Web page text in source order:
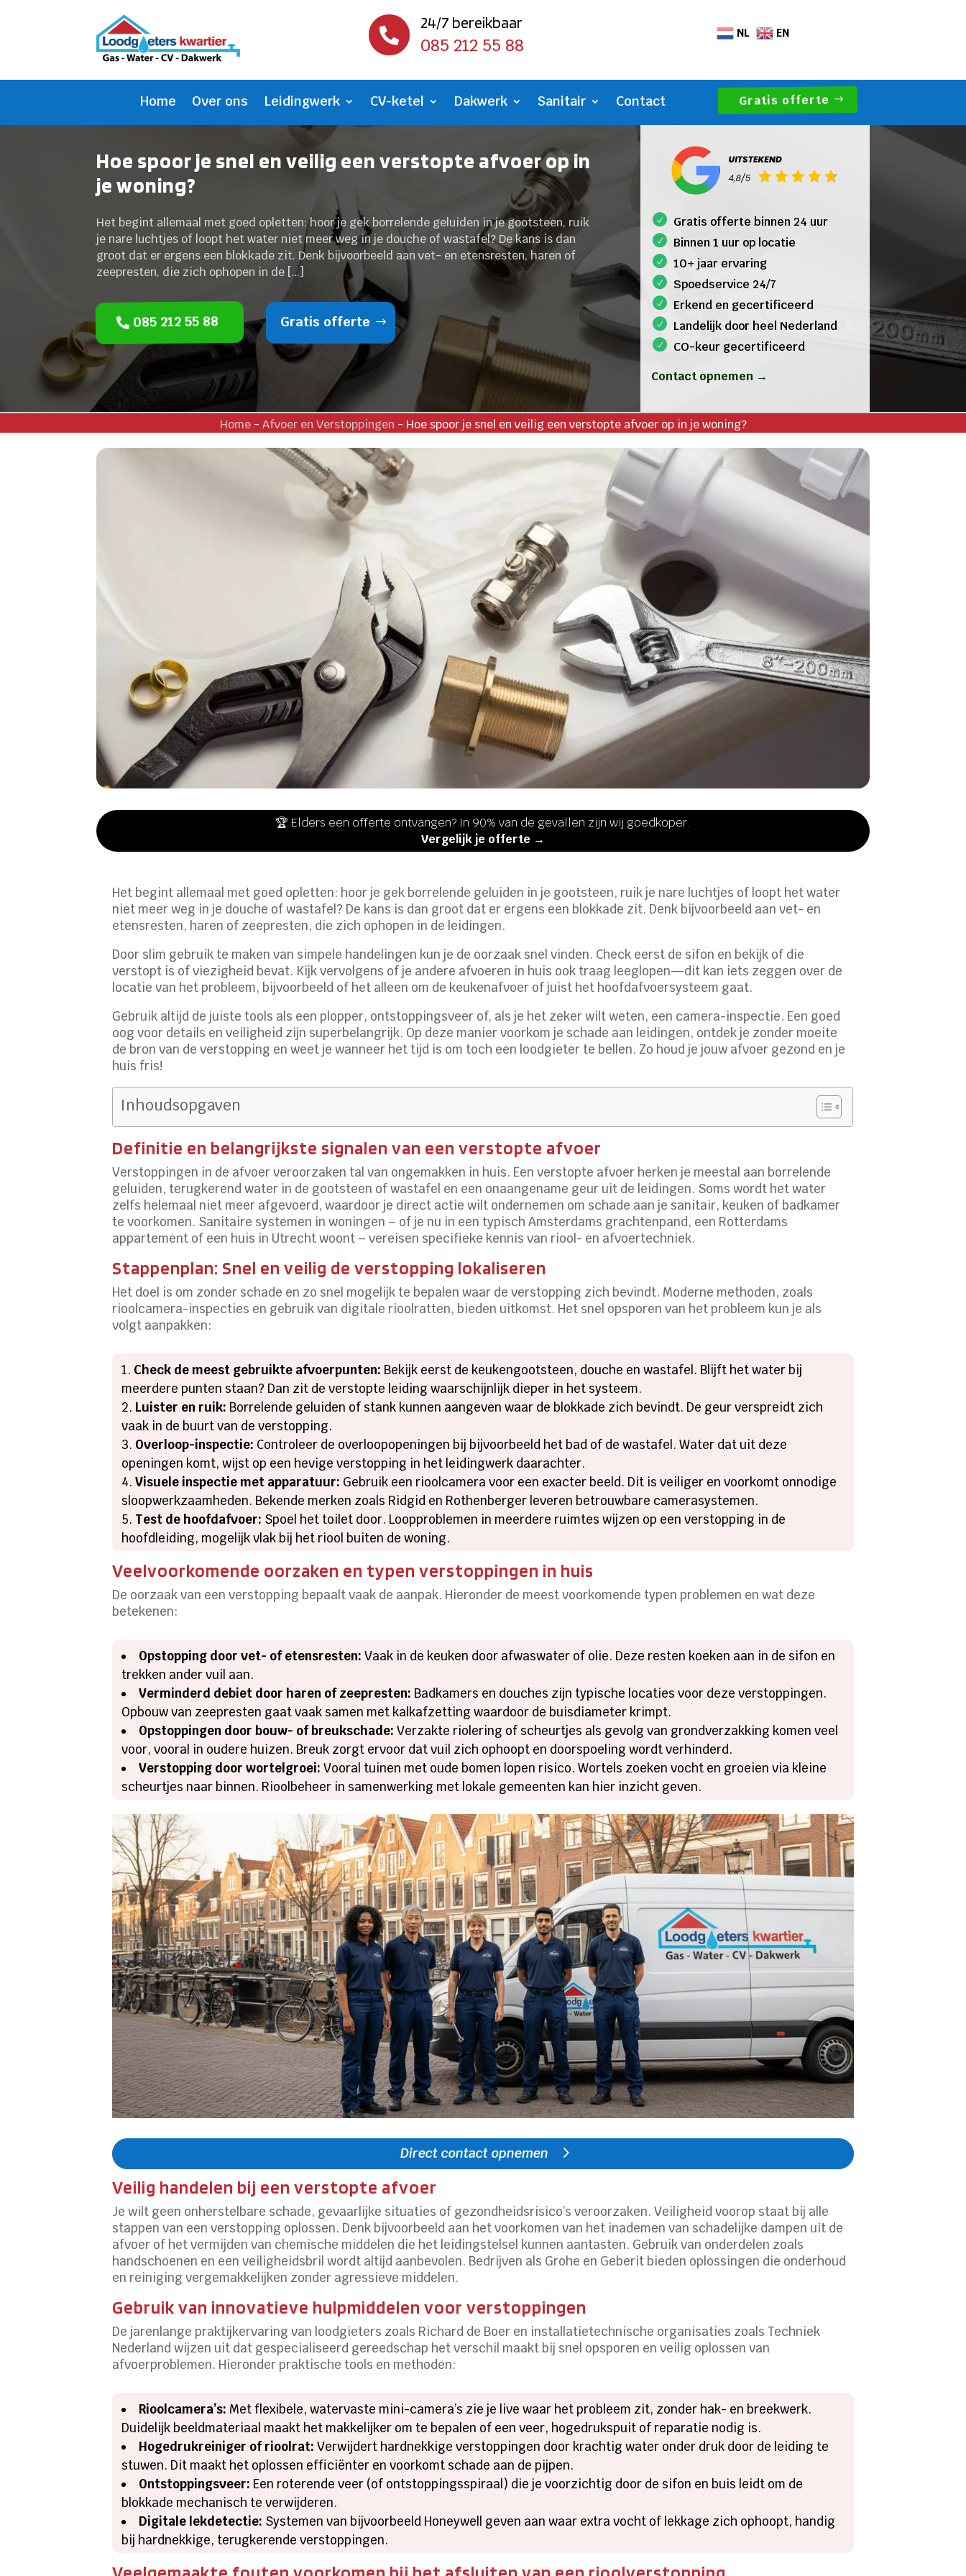

24/7 bereikbaar
085 212 55 88
NL EN
Home Over ons Leidingwerk CV-ketel Dakwerk Sanitair Contact Gratis offerte
Hoe spoor je snel en veilig een verstopte afvoer op in
je woning?
Het begint allemaal met goed opletten: hoor je gek borrelende geluiden in je gootsteen, ruik
je nare luchtjes of loopt het water niet meer weg in je douche of wastafel? De kans is dan
groot dat er ergens een blokkade zit. Denk bijvoorbeeld aan vet- en etensresten, haren of
zeepresten, die zich ophopen in de […]
085 212 55 88 Gratis offerte
Gratis offerte binnen 24 uur
Binnen 1 uur op locatie
10+ jaar ervaring
Spoedservice 24/7
Erkend en gecertificeerd
Landelijk door heel Nederland
CO-keur gecertificeerd
Contact opnemen →
Home- Afvoer en Verstoppingen - Hoe spoor je snel en veilig een verstopte afvoer op in je woning?
🏆 Elders een offerte ontvangen? In 90% van de gevallen zijn wij goedkoper.
Vergelijk je offerte →
Het begint allemaal met goed opletten: hoor je gek borrelende geluiden in je gootsteen, ruik je nare luchtjes of loopt het water
niet meer weg in je douche of wastafel? De kans is dan groot dat er ergens een blokkade zit. Denk bijvoorbeeld aan vet- en
etensresten, haren of zeepresten, die zich ophopen in de leidingen.
Door slim gebruik te maken van simpele handelingen kun je de oorzaak snel vinden. Check eerst de sifon en bekijk of die
verstopt is of viezigheid bevat. Kijk vervolgens of je andere afvoeren in huis ook traag leeglopen—dit kan iets zeggen over de
locatie van het probleem, bijvoorbeeld of het alleen om de keukenafvoer of juist het hoofdafvoersysteem gaat.
Gebruik altijd de juiste tools als een plopper, ontstoppingsveer of, als je het zeker wilt weten, een camera-inspectie. Een goed
oog voor details en veiligheid zijn superbelangrijk. Op deze manier voorkom je schade aan leidingen, ontdek je zonder moeite
de bron van de verstopping en weet je wanneer het tijd is om toch een loodgieter te bellen. Zo houd je jouw afvoer gezond en je
huis fris!
Inhoudsopgaven
Definitie en belangrijkste signalen van een verstopte afvoer
Verstoppingen in de afvoer veroorzaken tal van ongemakken in huis. Een verstopte afvoer herken je meestal aan borrelende
geluiden, terugkerend water in de gootsteen of wastafel en een onaangename geur uit de leidingen. Soms wordt het water
zelfs helemaal niet meer afgevoerd, waardoor je direct actie wilt ondernemen om schade aan je sanitair, keuken of badkamer
te voorkomen. Sanitaire systemen in woningen – of je nu in een typisch Amsterdams grachtenpand, een Rotterdams
appartement of een huis in Utrecht woont – vereisen specifieke kennis van riool- en afvoertechniek.
Stappenplan: Snel en veilig de verstopping lokaliseren
Het doel is om zonder schade en zo snel mogelijk te bepalen waar de verstopping zich bevindt. Moderne methoden, zoals
rioolcamera-inspecties en gebruik van digitale rioolratten, bieden uitkomst. Het snel opsporen van het probleem kun je als
volgt aanpakken:
Check de meest gebruikte afvoerpunten: Bekijk eerst de keukengootsteen, douche en wastafel. Blijft het water bij
meerdere punten staan? Dan zit de verstopte leiding waarschijnlijk dieper in het systeem.
Luister en ruik: Borrelende geluiden of stank kunnen aangeven waar de blokkade zich bevindt. De geur verspreidt zich
vaak in de buurt van de verstopping.
Overloop-inspectie: Controleer de overloopopeningen bij bijvoorbeeld het bad of de wastafel. Water dat uit deze
openingen komt, wijst op een hevige verstopping in het leidingwerk daarachter.
Visuele inspectie met apparatuur: Gebruik een rioolcamera voor een exacter beeld. Dit is veiliger en voorkomt onnodige
sloopwerkzaamheden. Bekende merken zoals Ridgid en Rothenberger leveren betrouwbare camerasystemen.
Test de hoofdafvoer: Spoel het toilet door. Loopproblemen in meerdere ruimtes wijzen op een verstopping in de
hoofdleiding, mogelijk vlak bij het riool buiten de woning.
Veelvoorkomende oorzaken en typen verstoppingen in huis
De oorzaak van een verstopping bepaalt vaak de aanpak. Hieronder de meest voorkomende typen problemen en wat deze
betekenen:
Opstopping door vet- of etensresten: Vaak in de keuken door afwaswater of olie. Deze resten koeken aan in de sifon en
trekken ander vuil aan.
Verminderd debiet door haren of zeepresten: Badkamers en douches zijn typische locaties voor deze verstoppingen.
Opbouw van zeepresten gaat vaak samen met kalkafzetting waardoor de buisdiameter krimpt.
Opstoppingen door bouw- of breukschade: Verzakte riolering of scheurtjes als gevolg van grondverzakking komen veel
voor, vooral in oudere huizen. Breuk zorgt ervoor dat vuil zich ophoopt en doorspoeling wordt verhinderd.
Verstopping door wortelgroei: Vooral tuinen met oude bomen lopen risico. Wortels zoeken vocht en groeien via kleine
scheurtjes naar binnen. Rioolbeheer in samenwerking met lokale gemeenten kan hier inzicht geven.
Direct contact opnemen
Veilig handelen bij een verstopte afvoer
Je wilt geen onherstelbare schade, gevaarlijke situaties of gezondheidsrisico’s veroorzaken. Veiligheid voorop staat bij alle
stappen van een verstopping oplossen. Denk bijvoorbeeld aan het voorkomen van het inademen van schadelijke dampen uit de
afvoer of het vermijden van chemische middelen die het leidingstelsel kunnen aantasten. Gebruik van onderdelen zoals
handschoenen en een veiligheidsbril wordt altijd aanbevolen. Bedrijven als Grohe en Geberit bieden oplossingen die onderhoud
en reiniging vergemakkelijken zonder agressieve middelen.
Gebruik van innovatieve hulpmiddelen voor verstoppingen
De jarenlange praktijkervaring van loodgieters zoals Richard de Boer en installatietechnische organisaties zoals Techniek
Nederland wijzen uit dat gespecialiseerd gereedschap het verschil maakt bij snel opsporen en veilig oplossen van
afvoerproblemen. Hieronder praktische tools en methoden:
Rioolcamera’s: Met flexibele, watervaste mini-camera’s zie je live waar het probleem zit, zonder hak- en breekwerk.
Duidelijk beeldmateriaal maakt het makkelijker om te bepalen of een veer, hogedrukspuit of reparatie nodig is.
Hogedrukreiniger of rioolrat: Verwijdert hardnekkige verstoppingen door krachtig water onder druk door de leiding te
stuwen. Dit maakt het oplossen efficiënter en voorkomt schade aan de pijpen.
Ontstoppingsveer: Een roterende veer (of ontstoppingsspiraal) die je voorzichtig door de sifon en buis leidt om de
blokkade mechanisch te verwijderen.
Digitale lekdetectie: Systemen van bijvoorbeeld Honeywell geven aan waar extra vocht of lekkage zich ophoopt, handig
bij hardnekkige, terugkerende verstoppingen.